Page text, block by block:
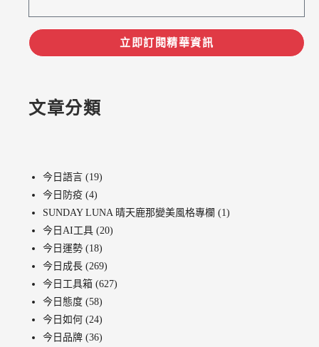
立即訂閱精華資訊
文章分類
今日語言 (19)
今日防疫 (4)
SUNDAY LUNA 晴天鹿那變美風格專欄 (1)
今日AI工具 (20)
今日運勢 (18)
今日成長 (269)
今日工具箱 (627)
今日態度 (58)
今日如何 (24)
今日品牌 (36)